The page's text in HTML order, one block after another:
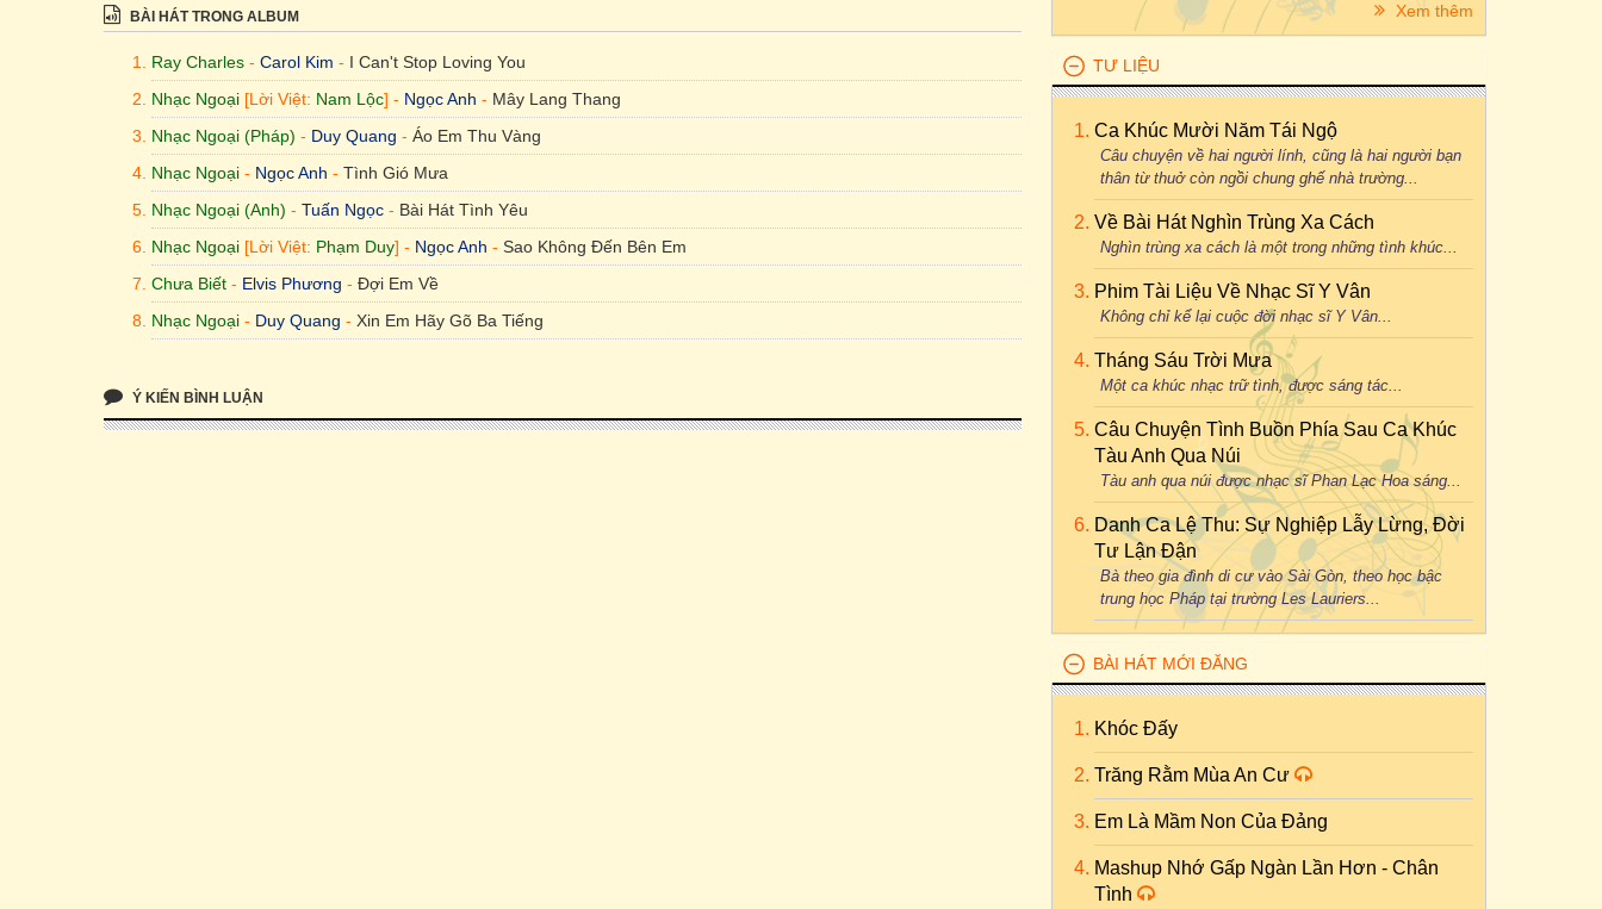
BÀI HÁT TRONG ALBUM
Ray Charles - Carol Kim - I Can't Stop Loving You
Nhạc Ngoại [Lời Việt: Nam Lộc] - Ngọc Anh - Mây Lang Thang
Nhạc Ngoại (Pháp) - Duy Quang - Áo Em Thu Vàng
Nhạc Ngoại - Ngọc Anh - Tình Gió Mưa
Nhạc Ngoại (Anh) - Tuấn Ngọc - Bài Hát Tình Yêu
Nhạc Ngoại [Lời Việt: Phạm Duy] - Ngọc Anh - Sao Không Đến Bên Em
Chưa Biết - Elvis Phương - Đợi Em Về
Nhạc Ngoại - Duy Quang - Xin Em Hãy Gõ Ba Tiếng
Ý KIẾN BÌNH LUẬN
Xem thêm
TƯ LIỆU
Ca Khúc Mười Năm Tái Ngộ
Câu chuyện về hai người lính, cũng là hai người bạn
thân từ thuở còn ngồi chung ghế nhà trường...
Về Bài Hát Nghìn Trùng Xa Cách
Nghìn trùng xa cách là một trong những tình khúc...
Phim Tài Liệu Về Nhạc Sĩ Y Vân
Không chỉ kể lại cuộc đời nhạc sĩ Y Vân...
Tháng Sáu Trời Mưa
Một ca khúc nhạc trữ tình, được sáng tác...
Câu Chuyện Tình Buồn Phía Sau Ca Khúc
Tàu Anh Qua Núi
Tàu anh qua núi được nhạc sĩ Phan Lạc Hoa sáng...
Danh Ca Lệ Thu: Sự Nghiệp Lẫy Lừng, Đời
Tư Lận Đận
Bà theo gia đình di cư vào Sài Gòn, theo học bậc
trung học Pháp tại trường Les Lauriers...
BÀI HÁT MỚI ĐĂNG
Khóc Đấy
Trăng Rằm Mùa An Cư
Em Là Mầm Non Của Đảng
Mashup Nhớ Gấp Ngàn Lần Hơn - Chân
Tình